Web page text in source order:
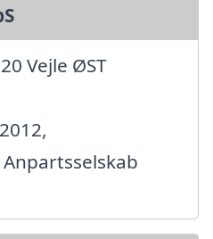
Vejle ØST